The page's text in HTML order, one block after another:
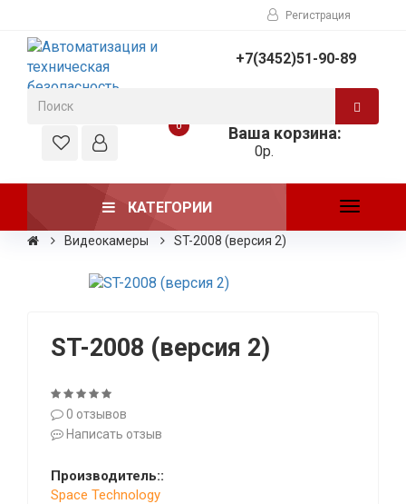
Регистрация
+7(3452)51-90-89
0 Ваша корзина:
0р.
КАТЕГОРИИ
Toggle
Видеокамеры ST-2008 (версия 2)
ST-2008 (версия 2)
0 отзывов
Написать отзыв
Производитель::
Space Technology